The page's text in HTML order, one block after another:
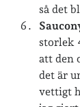
Skriva
teater
så det
storlek
att den
det är
vettigt